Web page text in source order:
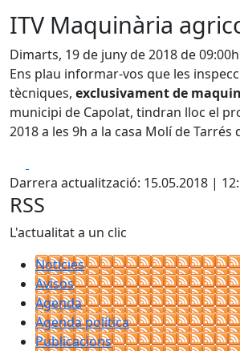
ITV Maquinària
Dimarts, 19 de juny de 2018 de
Ens plau informar-vos que les
tècniques, exclusivament de
municipi de Capolat, tindran lloc el
2018 a les 9h a la casa Molí de
Darrera actualització: 15.05.2018 |
RSS
L'actualitat a un clic
Notícies
Avisos
Agenda
Agenda política
Publicacions